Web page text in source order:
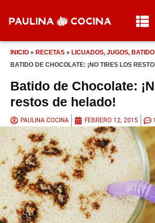
INICIO » RECETAS » LICUADOS, JUGOS,
BATIDO DE CHOCOLATE: ¡NO TIRES LOS
Batido de Chocolate:
restos de helado!
PAULINA COCINA FEBRERO 12, 2015